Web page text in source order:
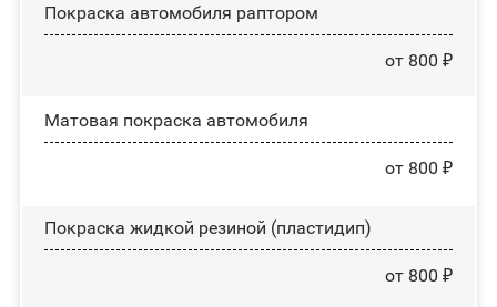
Покраска автомобиля раптором
от 800 ₽
Матовая покраска автомобиля
от 800 ₽
Покраска жидкой резиной (пластидип)
от 800 ₽